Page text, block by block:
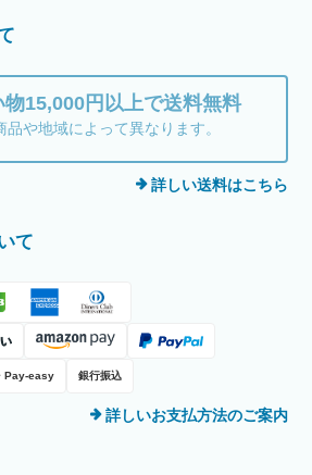
物15,000円以上で送料無料
品や地域によって異なります。
詳しい送料はこちら
て
Pay-easy 銀行振込
詳しいお支払方法のご案内